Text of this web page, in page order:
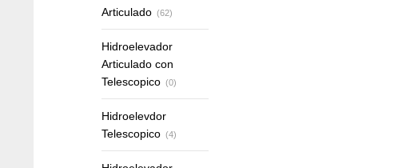
Articulado (62)
Hidroelevador
Articulado con
Telescopico (0)
Hidroelevdor
Telescopico (4)